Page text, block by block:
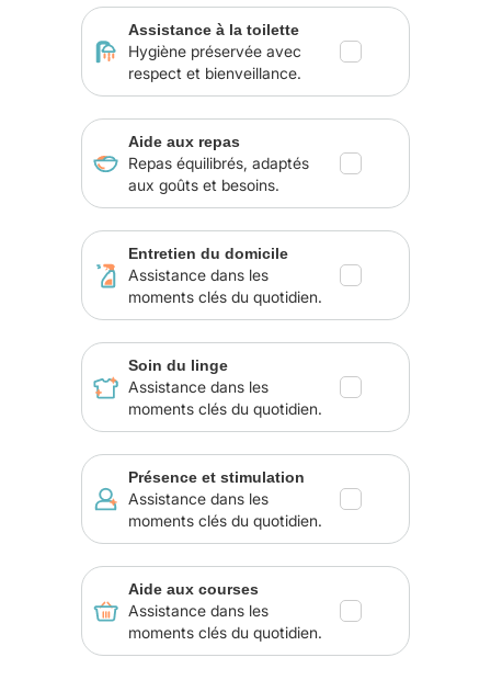
Assistance à la toilette
Hygiène préservée avec
respect et bienveillance.
Aide aux repas
Repas équilibrés, adaptés
aux goûts et besoins.
Entretien du domicile
Assistance dans les
moments clés du quotidien.
Soin du linge
Assistance dans les
moments clés du quotidien.
Présence et stimulation
Assistance dans les
moments clés du quotidien.
Aide aux courses
Assistance dans les
moments clés du quotidien.